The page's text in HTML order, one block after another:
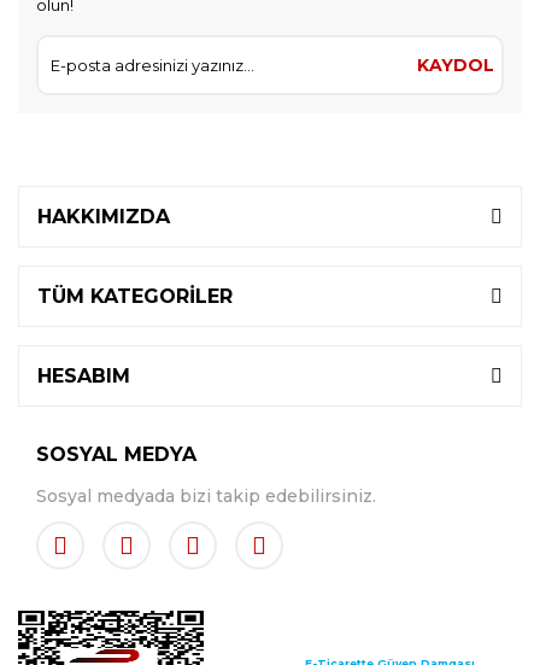
olun!
KAYDOL
HAKKIMIZDA
TÜM KATEGORİLER
HESABIM
SOSYAL MEDYA
Sosyal medyada bizi takip edebilirsiniz.